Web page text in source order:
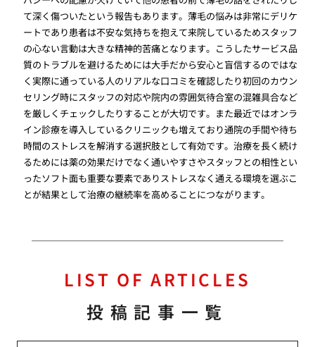
て深く傷ついたという報告もあります。薄毛の悩みは非常にデリケ
ートであり患者は不安な気持ちを抱えて来院しているためスタッフ
の心ない言動は大きな精神的苦痛となります。こうしたサービス品
質のトラブルを避けるためには大手だから安心と盲信するのではな
く実際に通っている人のリアルな口コミを確認したり初回のカウン
セリング時にスタッフの対応や院内の雰囲気待合室の混雑具合など
を厳しくチェックしたりすることが大切です。また最近ではオンラ
イン診療を導入しているクリニックも増えており通院の手間や待ち
時間のストレスを解消する選択肢として有効です。治療を長く続け
るためには薬の効果だけでなく通いやすさやスタッフとの相性とい
ったソフト面も重要な要素でありストレスなく通える環境を選ぶこ
とが結果として治療の継続率を高めることにつながります。
LIST OF ARTICLES
投稿記事一覧